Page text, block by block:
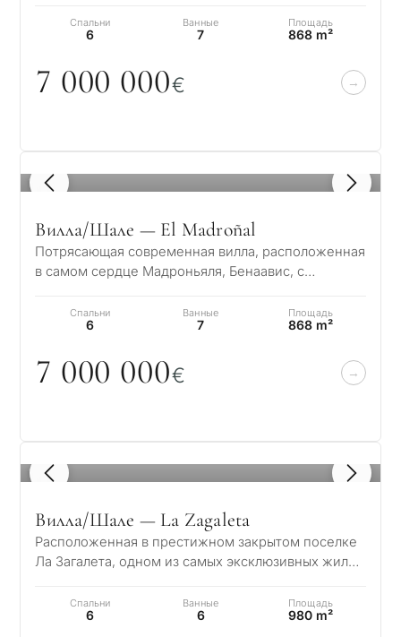
Спальни
6
Ванные
7
Площадь
868 m²
7 000 000€
1 / 8
Вилла/Шале — El Madroñal
Потрясающая современная вилла, расположенная
в самом сердце Мадроньяля, Бенаавис, с
Спальни
6
Ванные
7
Площадь
868 m²
7 000 000€
1 / 8
Вилла/Шале — La Zagaleta
Расположенная в престижном закрытом поселке
Ла Загалета, одном из самых эксклюзивных жилых
Спальни
6
Ванные
6
Площадь
980 m²
КВИЗ
Персональная
подборка
недвижимости
в Марбелье
какой
Консультация